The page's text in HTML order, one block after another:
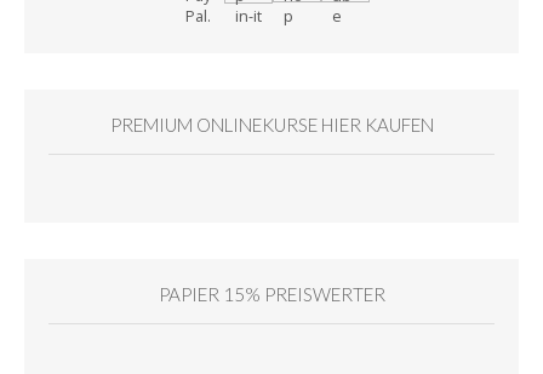
PREMIUM ONLINEKURSE HIER KAUFEN
PAPIER 15% PREISWERTER